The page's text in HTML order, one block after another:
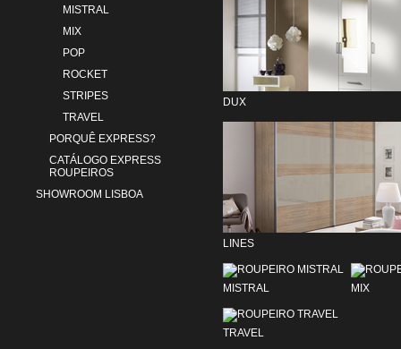
MISTRAL
MIX
POP
ROCKET
STRIPES
TRAVEL
PORQUÊ EXPRESS?
CATÁLOGO EXPRESS
ROUPEIROS
SHOWROOM LISBOA
DUX
LINES
MISTRAL MIX
TRAVEL